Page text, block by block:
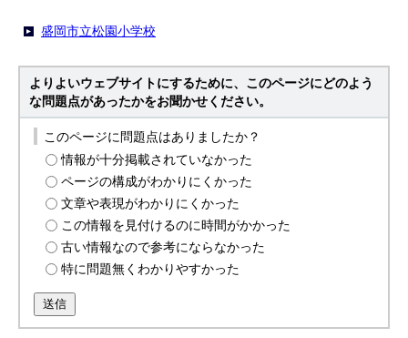
盛岡市立松園小学校
よりよいウェブサイトにするために、このページにどのよう
な問題点があったかをお聞かせください。
このページに問題点はありましたか？
情報が十分掲載されていなかった
ページの構成がわかりにくかった
文章や表現がわかりにくかった
この情報を見付けるのに時間がかかった
古い情報なので参考にならなかった
特に問題無くわかりやすかった
送信